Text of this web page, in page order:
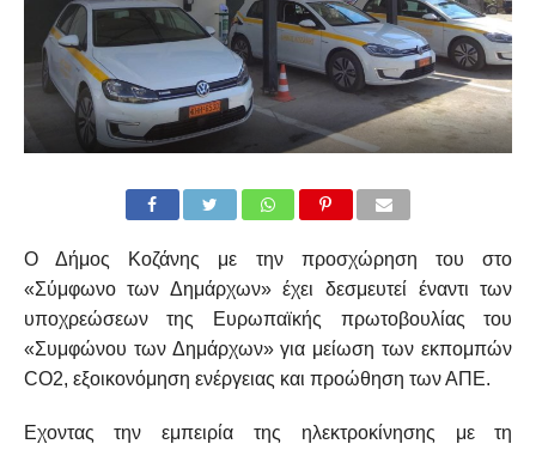
Ο Δήμος Κοζάνης με την προσχώρηση του στο
«Σύμφωνο των Δημάρχων» έχει δεσμευτεί έναντι των
υποχρεώσεων της Ευρωπαϊκής πρωτοβουλίας του
«Συμφώνου των Δημάρχων» για μείωση των εκπομπών
CO2, εξοικονόμηση ενέργειας και προώθηση των ΑΠΕ.
Eχοντας την εμπειρία της ηλεκτροκίνησης με τη